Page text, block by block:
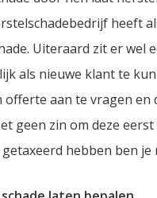
heeft
Uiteraard zit er wel
als nieuwe klant te
offerte aan te vragen en
geen zin om deze
getaxeerd hebben ben